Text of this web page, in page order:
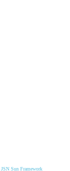
JSN Sun Framework